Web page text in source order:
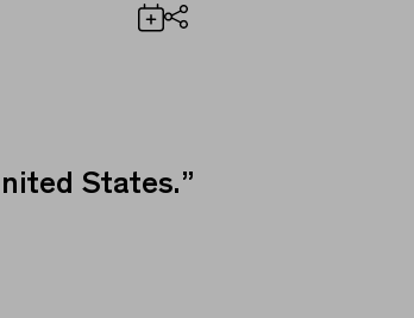
States.”